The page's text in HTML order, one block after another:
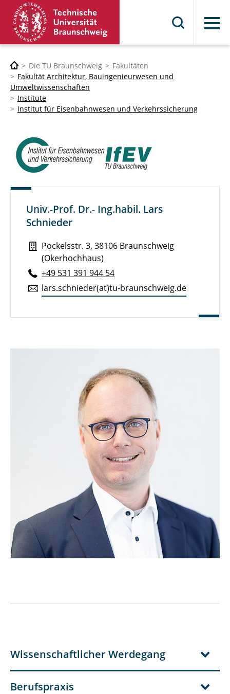
Menü
Die TU Braunschweig
Fakultäten
Fakultät Architektur, Bauingenieurwesen und
Umweltwissenschaften
Institute
Institut für Eisenbahnwesen und Verkehrssicherung
Univ.-Prof. Dr.- Ing.habil. Lars
Schnieder
Pockelsstr. 3, 38106 Braunschweig
(Okerhochhaus)
+49 531 391 944 54
lars.​schnieder(at)tu-braun­schweig.de
Wissenschaftlicher Werdegang
Berufspraxis